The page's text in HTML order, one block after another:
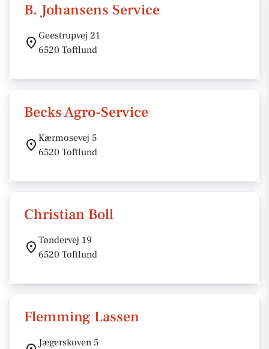
B. Johansens Service
Geestrupvej 21
6520 Toftlund
Becks Agro-Service
Kærmosevej 5
6520 Toftlund
Christian Boll
Tøndervej 19
6520 Toftlund
Flemming Lassen
Jægerskoven 5